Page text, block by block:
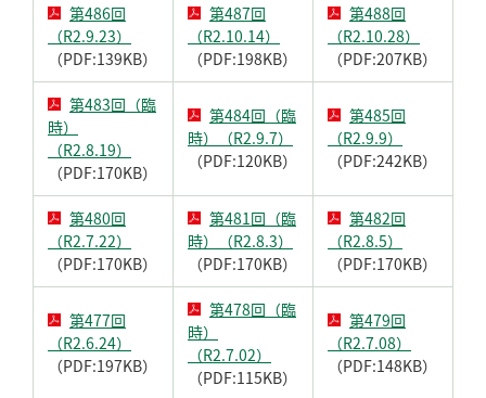
第486回
（R2.9.23）
（PDF:139KB）
第487回
（R2.10.14）
（PDF:198KB）
第488回
（R2.10.28）
（PDF:207KB）
第483回（臨
時）
（R2.8.19）
（PDF:170KB）
第484回（臨
時）（R2.9.7）
（PDF:120KB）
第485回
（R2.9.9）
（PDF:242KB）
第480回
（R2.7.22）
（PDF:170KB）
第481回（臨
時）（R2.8.3）
（PDF:170KB）
第482回
（R2.8.5）
（PDF:170KB）
第477回
（R2.6.24）
（PDF:197KB）
第478回（臨
時）
（R2.7.02）
（PDF:115KB）
第479回
（R2.7.08）
（PDF:148KB）